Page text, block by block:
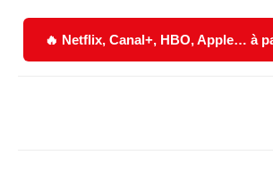
🔥 Netflix, Canal+, HBO, Apple… à